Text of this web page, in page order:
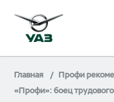
Главная Профи
«Профи»: боец